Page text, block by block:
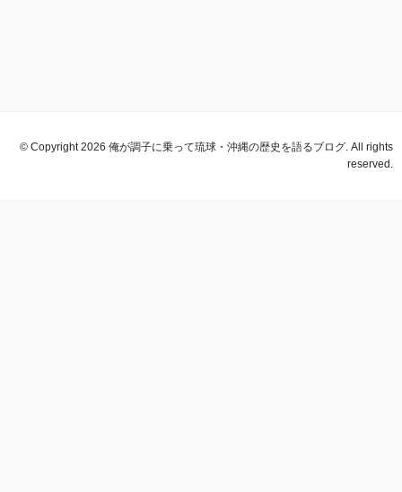
© Copyright 2026 俺が調子に乗って琉球・沖縄の歴史を語るブログ. All rights
reserved.